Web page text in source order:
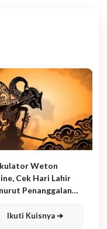
Weton
Cek Hari Lahir
Penanggalan
Ikuti Kuisnya ➔